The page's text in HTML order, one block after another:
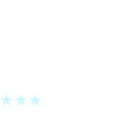
★★★